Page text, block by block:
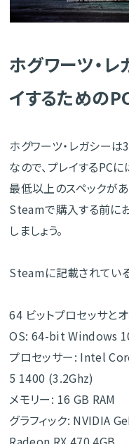
ホグワーツ・
イするための
ホグワーツ・レガシーは
なので、プレイするPC
最低以上のスペックが
Steamで購入する前に
しましょう。
Steamに記載されてい
64 ビットプロセッサと
OS: 64-bit Windows
プロセッサー: Intel
5 1400 (3.2Ghz)
メモリー: 16 GB RAM
グラフィック: NVIDIA